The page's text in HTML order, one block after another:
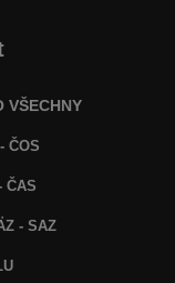
VŠECHNY
ČOS
ČAS
- SAZ